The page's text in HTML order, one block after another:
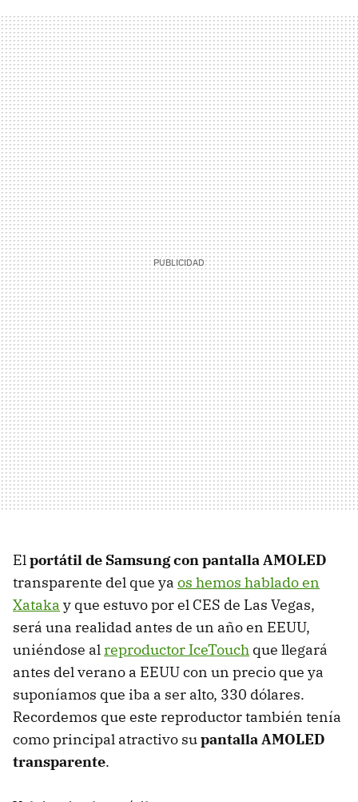
Elportátil de Samsung con pantalla AMOLED
transparente del que ya os hemos hablado en
Xataka y que estuvo por el CES de Las Vegas,
será una realidad antes de un año en EEUU,
uniéndose alreproductor IceTouch que llegará
antes del verano a EEUU con un precio que ya
suponíamos que iba a ser alto, 330 dólares.
Recordemos que este reproductor también tenía
como principal atractivo supantalla AMOLED
transparente.